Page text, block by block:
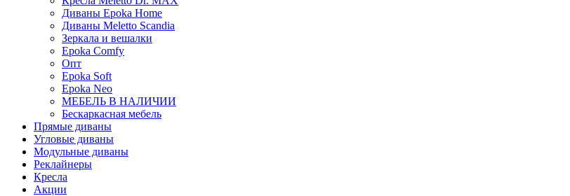
Диваны Epoka Home
Диваны Meletto Scandia
Зеркала и вешалки
Epoka Comfy
Опт
Epoka Soft
Epoka Neo
МЕБЕЛЬ В НАЛИЧИИ
Бескаркасная мебель
Прямые диваны
Угловые диваны
Модульные диваны
Реклайнеры
Кресла
Акции